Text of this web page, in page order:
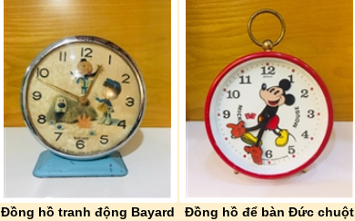
Đồng hồ tranh động Bayard
Đồng hồ để bàn Đức chuột